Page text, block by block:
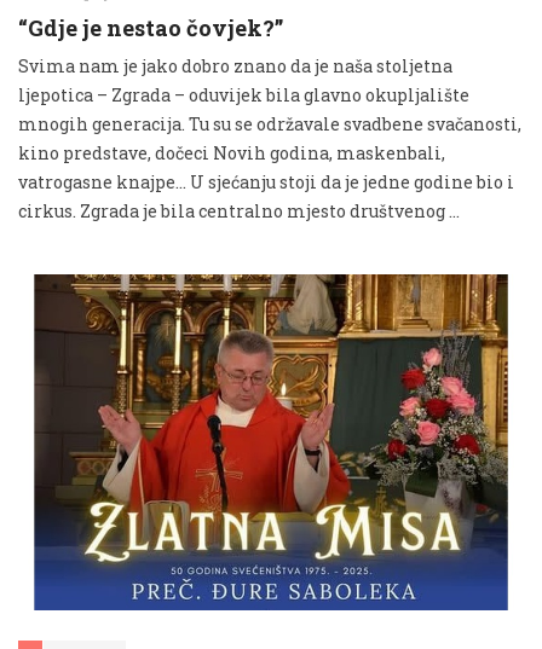
“Gdje je nestao čovjek?”
Svima nam je jako dobro znano da je naša stoljetna
ljepotica – Zgrada – oduvijek bila glavno okupljalište
mnogih generacija. Tu su se održavale svadbene svačanosti,
kino predstave, dočeci Novih godina, maskenbali,
vatrogasne knajpe… U sjećanju stoji da je jedne godine bio i
cirkus. Zgrada je bila centralno mjesto društvenog …